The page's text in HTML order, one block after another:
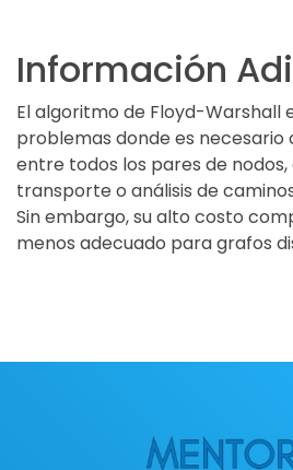
Información
El algoritmo de Floyd-Warshall
problemas donde es necesario
entre todos los pares de
transporte o análisis de
Sin embargo, su alto costo
menos adecuado para grafos